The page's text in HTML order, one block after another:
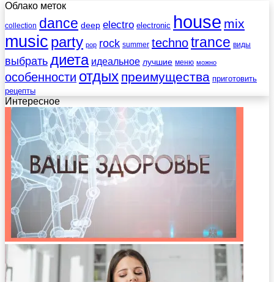
Облако меток
collection dance deep electro electronic house mix
music party pop rock summer technotrance виды
выбратьдиета идеальное лучшие меню можно
особенности отдых преимущества приготовить
рецепты
Интересное